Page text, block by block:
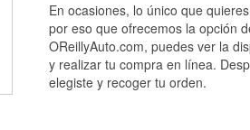
En ocasiones, lo único que
por eso que ofrecemos la opción
OReillyAuto.com, puedes ver la
y realizar tu compra en línea.
elegiste y recoger tu orden.